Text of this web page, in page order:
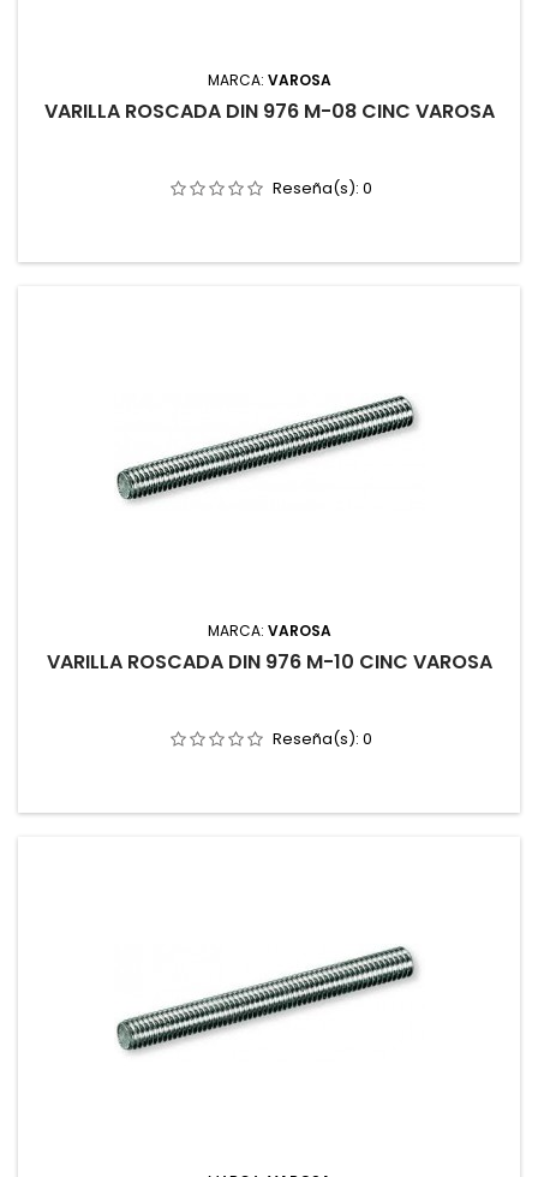
MARCA: VAROSA
VARILLA ROSCADA DIN 976 M-08 CINC VAROSA
Reseña(s): 0
MARCA: VAROSA
VARILLA ROSCADA DIN 976 M-10 CINC VAROSA
Reseña(s): 0